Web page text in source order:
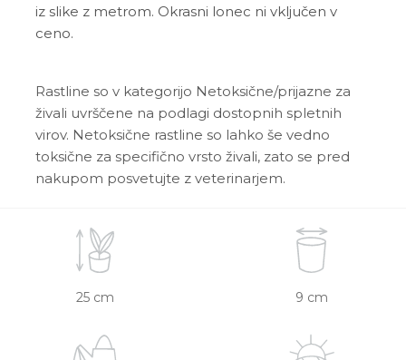
iz slike z metrom. Okrasni lonec ni vključen v
ceno.
Rastline so v kategorijo Netoksične/prijazne za
živali uvrščene na podlagi dostopnih spletnih
virov. Netoksične rastline so lahko še vedno
toksične za specifično vrsto živali, zato se pred
nakupom posvetujte z veterinarjem.
25 cm 9 cm